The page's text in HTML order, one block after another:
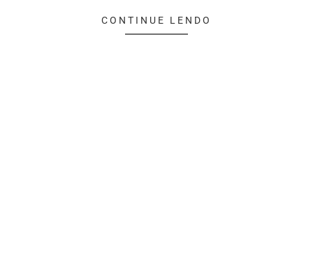
CONTINUE LENDO